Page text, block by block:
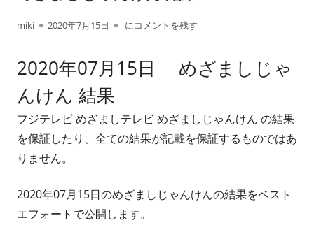
作
者
miki
公
日
2020年7月15日 本日（2020年07月15日）フジテレビ： めざま
にコメントを残す
2020年07月15日 めざましじゃ
んけん 結果
フジテレビ めざましテレビ めざましじゃんけん の結果
を保証したり、全ての結果が記載を保証するものではあ
りません。
2020年07月15日のめざましじゃんけんの結果をベスト
エフォートで公開します。